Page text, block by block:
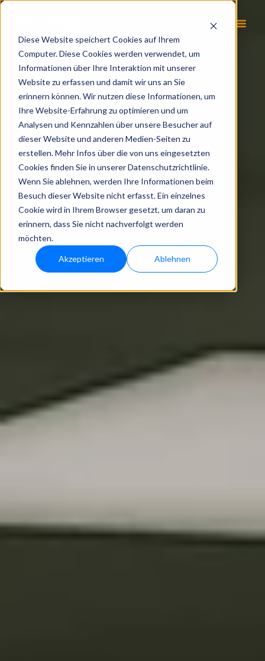
Diese Website speichert Cookies auf Ihrem
Computer. Diese Cookies werden verwendet, um
Informationen über Ihre Interaktion mit unserer
Website zu erfassen und damit wir uns an Sie
erinnern können. Wir nutzen diese Informationen, um
Ihre Website-Erfahrung zu optimieren und um
Analysen und Kennzahlen über unsere Besucher auf
dieser Website und anderen Medien-Seiten zu
erstellen. Mehr Infos über die von uns eingesetzten
Cookies finden Sie in unserer Datenschutzrichtlinie.
Wenn Sie ablehnen, werden Ihre Informationen beim
Besuch dieser Website nicht erfasst. Ein einzelnes
Cookie wird in Ihrem Browser gesetzt, um daran zu
erinnern, dass Sie nicht nachverfolgt werden
möchten.
Akzeptieren Ablehnen